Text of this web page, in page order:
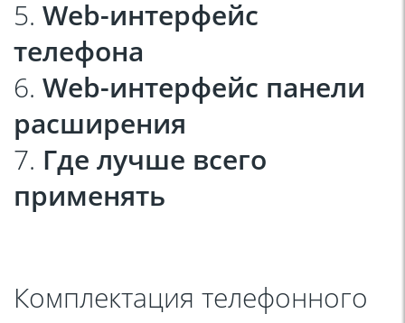
5. Web-интерфейс
телефона
6. Web-интерфейс панели
расширения
7. Где лучше всего
применять
Комплектация телефонного